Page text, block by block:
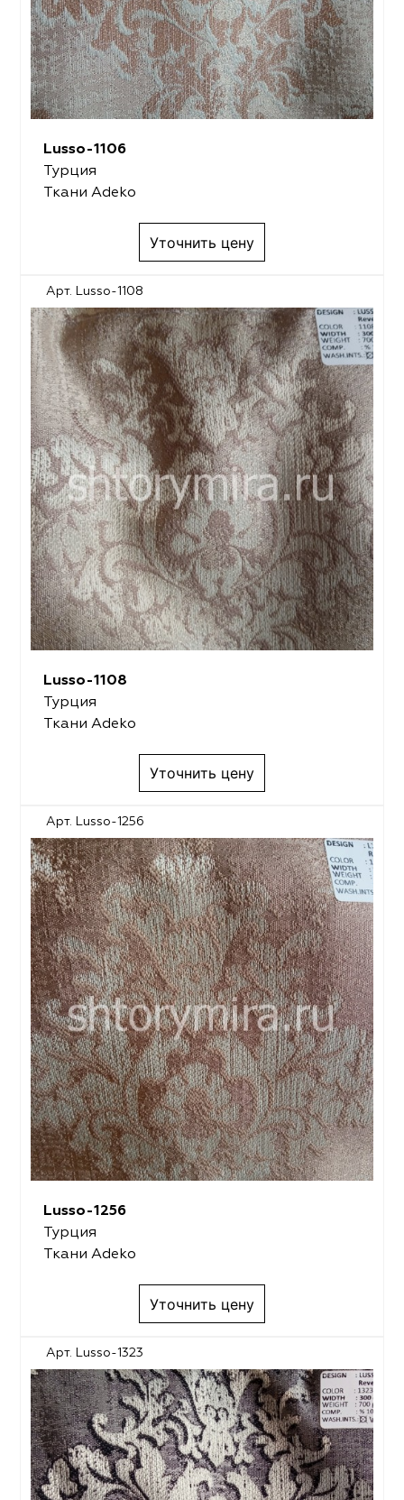
Lusso-1106
Турция
Ткани Adeko
Уточнить цену
Арт. Lusso-1108
Lusso-1108
Турция
Ткани Adeko
Уточнить цену
Арт. Lusso-1256
Lusso-1256
Турция
Ткани Adeko
Уточнить цену
Арт. Lusso-1323